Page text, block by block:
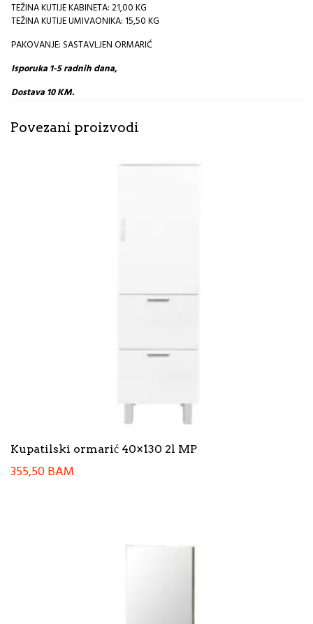
TEŽINA KUTIJE KABINETA: 21,00 KG
TEŽINA KUTIJE UMIVAONIKA: 15,50 KG
PAKOVANJE: SASTAVLJEN ORMARIĆ
Isporuka 1-5 radnih dana,
Dostava 10 KM.
Povezani proizvodi
Kupatilski ormarić 40×130 2l MP
355,50BAM